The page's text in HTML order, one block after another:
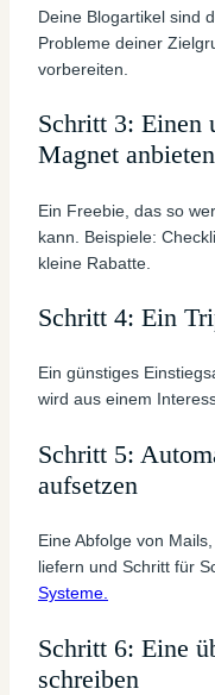
Deine Blogartikel sind
Probleme deiner
vorbereiten.
Schritt 3: Einen
Magnet anbieten
Ein Freebie, das so
kann. Beispiele:
kleine Rabatte.
Schritt 4: Ein
Ein günstiges
wird aus einem
Schritt 5:
aufsetzen
Eine Abfolge von
liefern und Schritt für
Systeme.
Schritt 6: Eine
schreiben